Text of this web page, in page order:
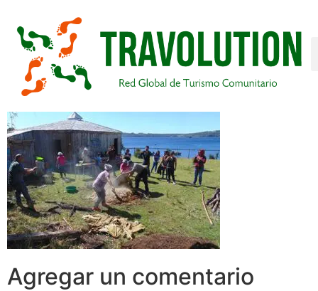
Agregar un comentario